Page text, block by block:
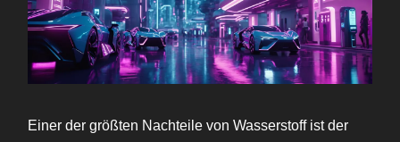
Einer der größten Nachteile von Wasserstoff ist der